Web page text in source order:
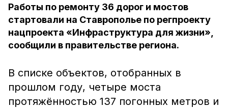
Работы по ремонту 36 дорог и мостов
стартовали на Ставрополье по регпроекту
нацпроекта «Инфраструктура для жизни»,
сообщили в правительстве региона.
В списке объектов, отобранных в
прошлом году, четыре моста
протяжённостью 137 погонных метров и